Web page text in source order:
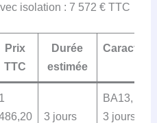
isolation : 7 572 € TTC
Prix
TTC
Durée
estimée
1
3 jours
BA13, rail
3 jours de